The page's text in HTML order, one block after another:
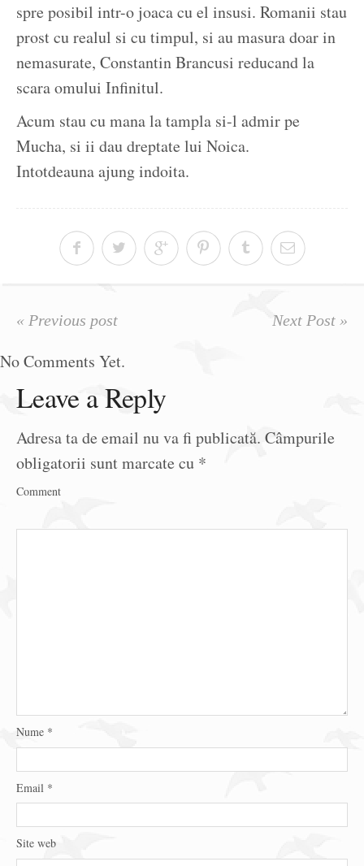
spre posibil intr-o joaca cu el insusi. Romanii stau
prost cu realul si cu timpul, si au masura doar in
nemasurate, Constantin Brancusi reducand la
scara omului Infinitul.
Acum stau cu mana la tampla si-l admir pe
Mucha, si ii dau dreptate lui Noica.
Intotdeauna ajung indoita.
« Previous post Next Post »
No Comments Yet.
Leave a Reply
Adresa ta de email nu va fi publicată. Câmpurile
obligatorii sunt marcate cu *
Comment
Nume *
Email *
Site web